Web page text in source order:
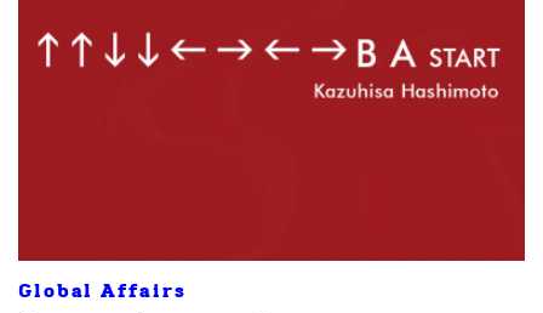
Global Affairs
SHARE TWEET LINE EMAIL